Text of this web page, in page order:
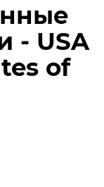
- USA
of